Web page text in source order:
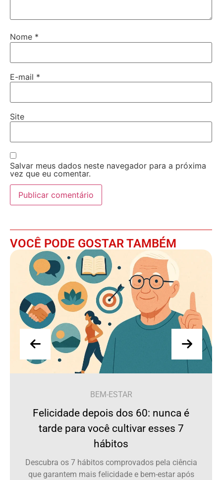
VOCÊ PODE GOSTAR TAMBÉM
BEM-ESTAR
Felicidade depois dos 60: nunca é
tarde para você cultivar esses 7
hábitos
Descubra os 7 hábitos comprovados pela ciência
que garantem mais felicidade e bem-estar após
Nome *
E-mail *
Site
Salvar meus dados neste navegador para a próxima
vez que eu comentar.